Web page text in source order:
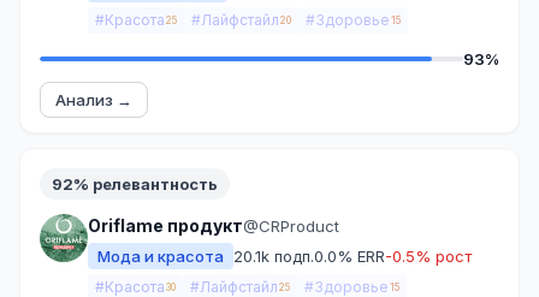
#Красота 25 #Лайфстайл 20 #Здоровье 15
93%
Анализ →
92% релевантность
Oriflame продукт@CRProduct
Мода и красота
20.1k подп.0.0% ERR-0.5% рост
#Красота 30 #Лайфстайл 25 #Здоровье 15